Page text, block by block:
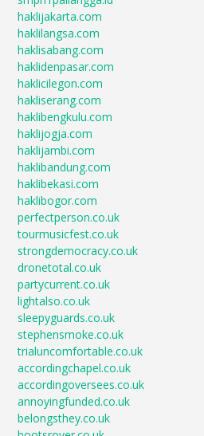
haklijakarta.com
haklilangsa.com
haklisabang.com
haklidenpasar.com
haklicilegon.com
hakliserang.com
haklibengkulu.com
haklijogja.com
haklijambi.com
haklibandung.com
haklibekasi.com
haklibogor.com
perfectperson.co.uk
tourmusicfest.co.uk
strongdemocracy.co.uk
dronetotal.co.uk
partycurrent.co.uk
lightalso.co.uk
sleepyguards.co.uk
stephensmoke.co.uk
trialuncomfortable.co.uk
accordingchapel.co.uk
accordingoversees.co.uk
annoyingfunded.co.uk
belongsthey.co.uk